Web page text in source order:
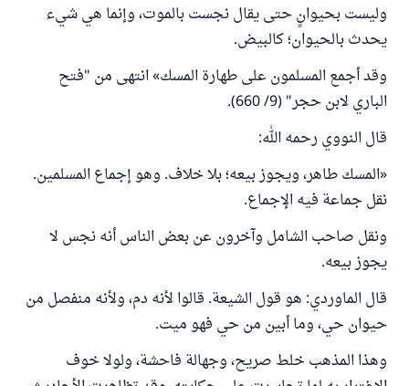
وليست بحيوانٍ حتى يقال نجست بالموت، وإنما هي شيء
يحدث بالحيوان؛ كالبيض.
وقد أجمع المسلمون على طهارة المسك» انتهى من "فتح
الباري لابن حجر" (9/ 660).
قال النووي رحمه الله:
«‌المسك ‌طاهر، ويجوز بيعه؛ بلا خلاف. وهو إجماع المسلمين.
نقل جماعة فيه الإجماع.
ونقل صاحب الشامل وآخرون عن بعض الناس أنه نجس لا
يجوز بيعه.
قال الماوردي: هو قول الشيعة. قالوا لأنه دم، ولأنه منفصل من
حيوان حي، وما أبين من حي فهو ميت.
وهذا المذهب خلط صريح، وجهالة فاحشة، ولولا خوف